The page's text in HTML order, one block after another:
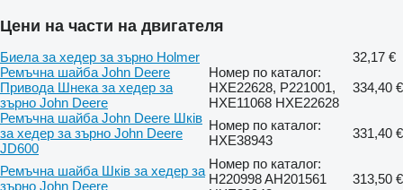
Цени на части на двигателя
Биела за хедер за зърно Holmer
32,17 €
Ремъчна шайба John Deere
Привода Шнека за хедер за
зърно John Deere
Номер по каталог:
HXE22628, Р221001,
HXE11068 HXE22628
334,40 €
Ремъчна шайба John Deere Шків
за хедер за зърно John Deere
JD600
Номер по каталог:
HXE38943
331,40 €
Ремъчна шайба Шків за хедер за
зърно John Deere
Номер по каталог:
H220998 AH201561
313,50 €